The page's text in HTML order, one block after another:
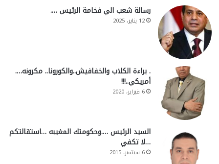
رسالة شعب الي فخامة الرئيس ….
12 يناير، 2025
. براءة الكلاب والخفافيش..والكورونا.. مكرونه….
أمريكي..!!!
6 فبراير، 2020
السيد الرئيس ….وحكومتك المغيبه …استقالتكم
…لا تكفي
6 سبتمبر، 2015